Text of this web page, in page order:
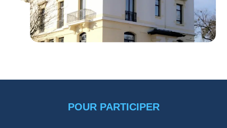
POUR PARTICIPER